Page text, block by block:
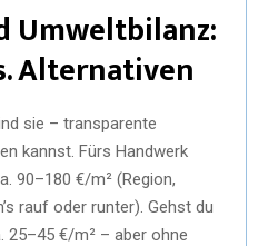
Umweltbilanz:
Alternativen
sie – transparente
kannst. Fürs Handwerk
90–180 €/m² (Region,
rauf oder runter). Gehst du
25–45 €/m² – aber ohne